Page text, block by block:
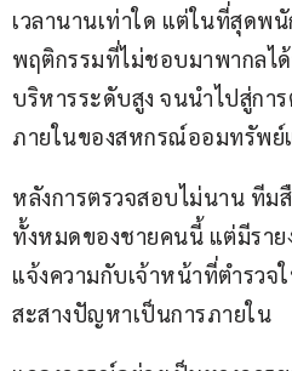
เวลานานเท่าใด แต่ในที่สุด
พฤติกรรมที่ไม่ชอบมาพากลได้
บริหารระดับสูง จนนำไปสู่กา
ภายในของสหกรณ์ออมทรัพย์
หลังการตรวจสอบไม่นาน ทีม
ทั้งหมดของชายคนนี้ แต่มีราย
แจ้งความกับเจ้าหน้าที่ตำรวจ
สะสางปัญหาเป็นการภายใน